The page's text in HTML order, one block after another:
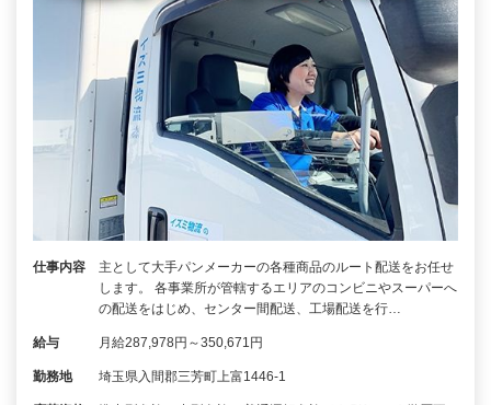
仕事内容
主として大手パンメーカーの各種商品のルート配送をお任せ
します。 各事業所が管轄するエリアのコンビニやスーパーへ
の配送をはじめ、センター間配送、工場配送を行…
給与 月給287,978円～350,671円
勤務地 埼玉県入間郡三芳町上富1446-1